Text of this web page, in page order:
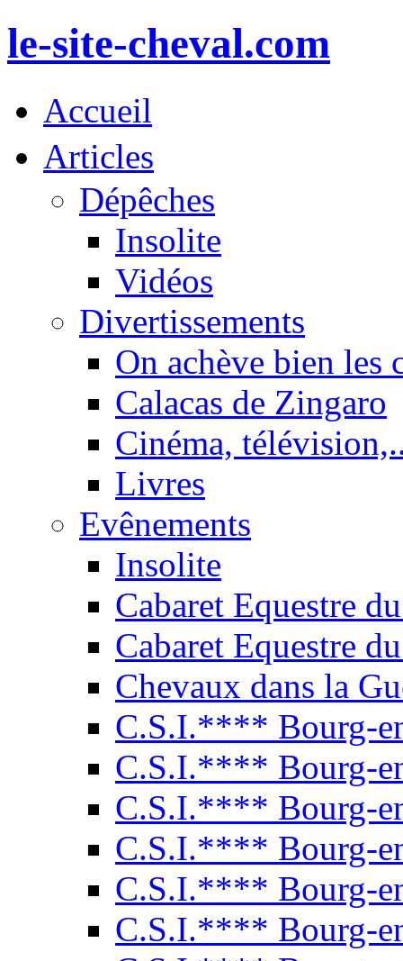
le-site-cheval.com
Accueil
Articles
Dépêches
Insolite
Vidéos
Divertissements
On achève bien les
Calacas de Zingaro
Cinéma,
Livres
Evênements
Insolite
Cabaret Equestre
Cabaret Equestre
Chevaux dans la
C.S.I.**** Bourg-
C.S.I.**** Bourg-
C.S.I.**** Bourg-
C.S.I.**** Bourg-
C.S.I.**** Bourg-
C.S.I.**** Bourg-